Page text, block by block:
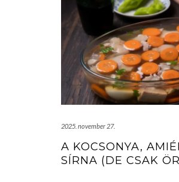
2025. november 27.
A KOCSONYA,
SÍRNA (DE CSAK